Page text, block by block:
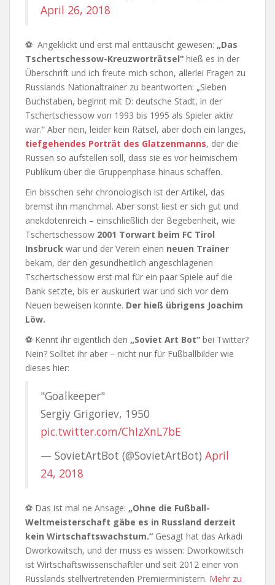
April 26, 2018
⚽ Angeklickt und erst mal enttäuscht gewesen: „Das
Tschertschessow-Kreuzworträtsel“ hieß es in der
Überschrift und ich freute mich schon, allerlei Fragen zu
Russlands Nationaltrainer zu beantworten: „Sieben
Buchstaben, beginnt mit D: deutsche Stadt, in der
Tschertschessow von 1993 bis 1995 als Spieler aktiv
war.“ Aber nein, leider kein Rätsel, aber doch ein langes,
tiefgehendes Porträt des Glatzenmanns, der die
Russen so aufstellen soll, dass sie es vor heimischem
Publikum über die Gruppenphase hinaus schaffen.
Ein bisschen sehr chronologisch ist der Artikel, das
bremst ihn manchmal. Aber sonst liest er sich gut und
anekdotenreich – einschließlich der Begebenheit, wie
Tschertschessow 2001 Torwart beim FC Tirol
Insbruck war und der Verein einen neuen Trainer
bekam, der den gesundheitlich angeschlagenen
Tschertschessow erst mal für ein paar Spiele auf die
Bank setzte, bis er auskuriert war und sich vor dem
Neuen beweisen konnte. Der hieß übrigens Joachim
Löw.
⚽ Kennt ihr eigentlich den „Soviet Art Bot“ bei Twitter?
Nein? Solltet ihr aber – nicht nur für Fußballbilder wie
dieses hier:
"Goalkeeper"
Sergiy Grigoriev, 1950
pic.twitter.com/ChIzXnL7bE
— SovietArtBot (@SovietArtBot) April
24, 2018
⚽ Das ist mal ne Ansage: „Ohne die Fußball-
Weltmeisterschaft gäbe es in Russland derzeit
kein Wirtschaftswachstum.“ Gesagt hat das Arkadi
Dworkowitsch, und der muss es wissen: Dworkowitsch
ist Wirtschaftswissenschaftler und seit 2012 einer von
Russlands stellvertretenden Premierministern. Mehr zu